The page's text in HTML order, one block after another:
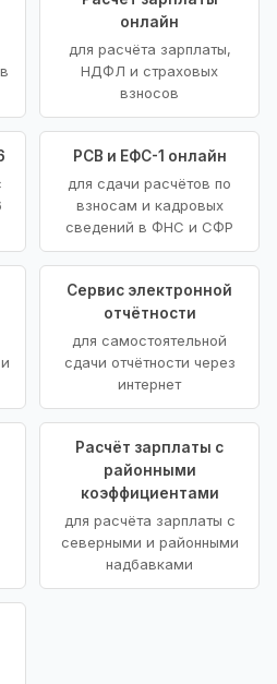
онлайн
для расчёта зарплаты,
НДФЛ и страховых
взносов
РСВ и ЕФС-1 онлайн
для сдачи расчётов по
взносам и кадровых
сведений в ФНС и СФР
Сервис электронной
отчётности
для самостоятельной
сдачи отчётности через
интернет
Расчёт зарплаты с
районными
коэффициентами
для расчёта зарплаты с
северными и районными
надбавками